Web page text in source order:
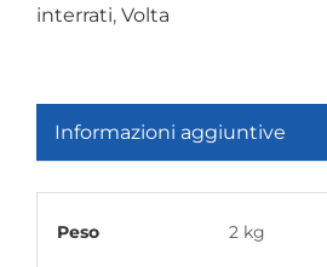
interrati, Volta
Informazioni aggiuntive
Peso 2 kg